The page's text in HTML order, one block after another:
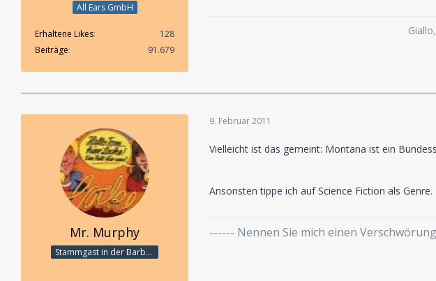
All Ears GmbH
Erhaltene Likes
128
Beiträge
91.679
Mr. Murphy
Stammgast in der Barbarabar
9. Februar 2011
Vielleicht ist das gemeint: Montana ist ein
Ansonsten tippe ich auf Science Fiction als Genre.
------ Nennen Sie mich einen